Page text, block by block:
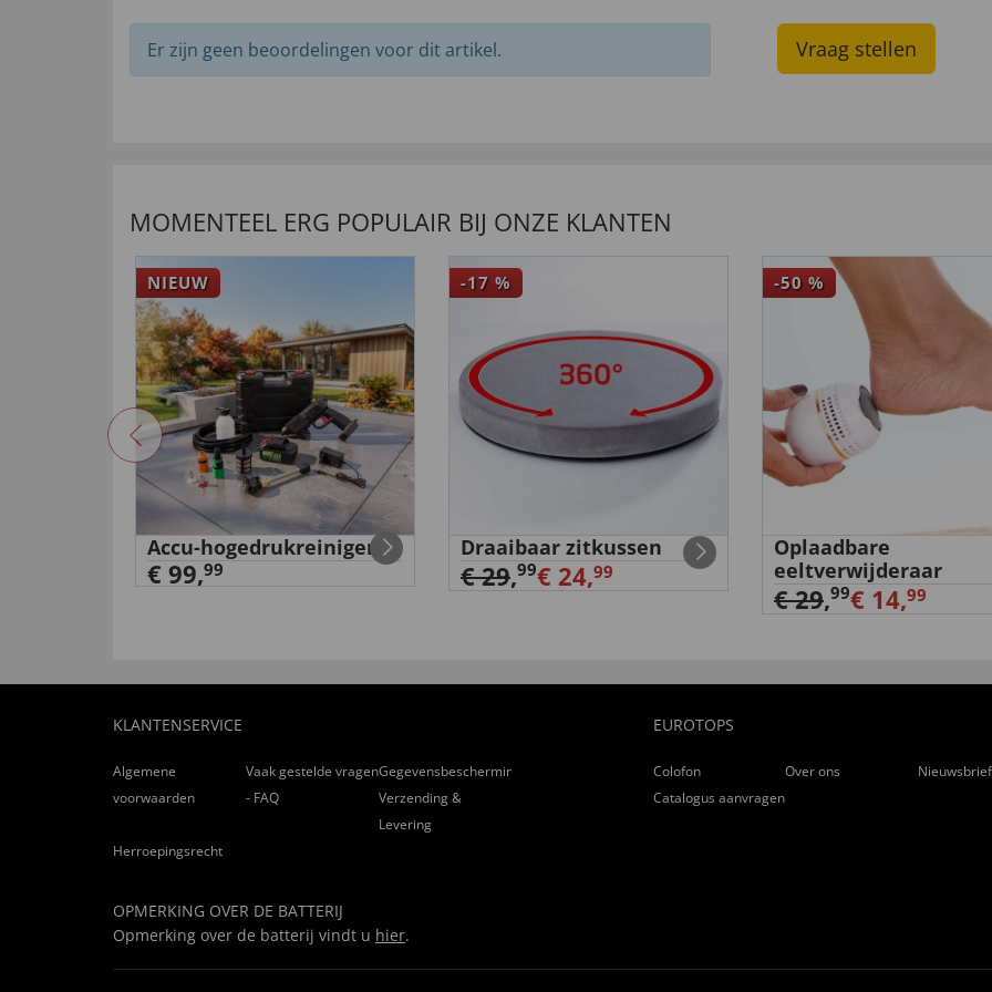
Er zijn geen beoordelingen voor dit artikel. Vraag stellen
MOMENTEEL ERG POPULAIR BIJ ONZE KLANTEN
NIEUW
Accu-hogedrukreiniger
€ 99,99
-17 %
Draaibaar zitkussen
€ 29,99€ 24,99
-50 %
Oplaadbare
eeltverwijderaar
€ 29,99€ 14,99
KLANTENSERVICE
Algemene
voorwaarden
Vaak gestelde vragen
- FAQ
Gegevensbescherming
Verzending &
Levering
Herroepingsrecht
OPMERKING OVER DE BATTERIJ
Opmerking over de batterij vindt u hier.
EUROTOPS
Colofon Over ons
Nieuwsbrief
Catalogus aanvragen